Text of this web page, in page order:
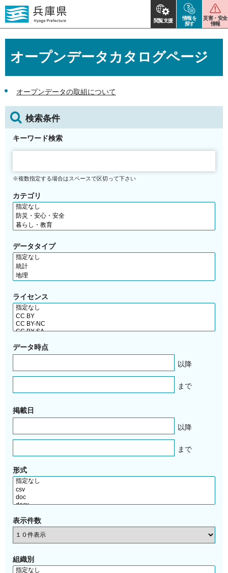
閲覧支援
情報を
探す
災害・安全
情報
オープンデータカタログページ
オープンデータの取組について
検索条件
キーワード検索
※複数指定する場合はスペースで区切って下さい
カテゴリ
データタイプ
ライセンス
データ時点
以降
まで
掲載日
以降
まで
形式
表示件数
組織別